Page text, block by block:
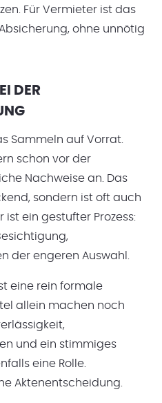
Für Vermieter ist das
ohne unnötig
DER
Sammeln auf Vorrat.
schon vor der
Nachweise an. Das
sondern ist oft auch
ist ein gestufter Prozess:
der engeren Auswahl.
eine rein formale
allein machen noch
und ein stimmiges
eine Rolle.
Aktenentscheidung.